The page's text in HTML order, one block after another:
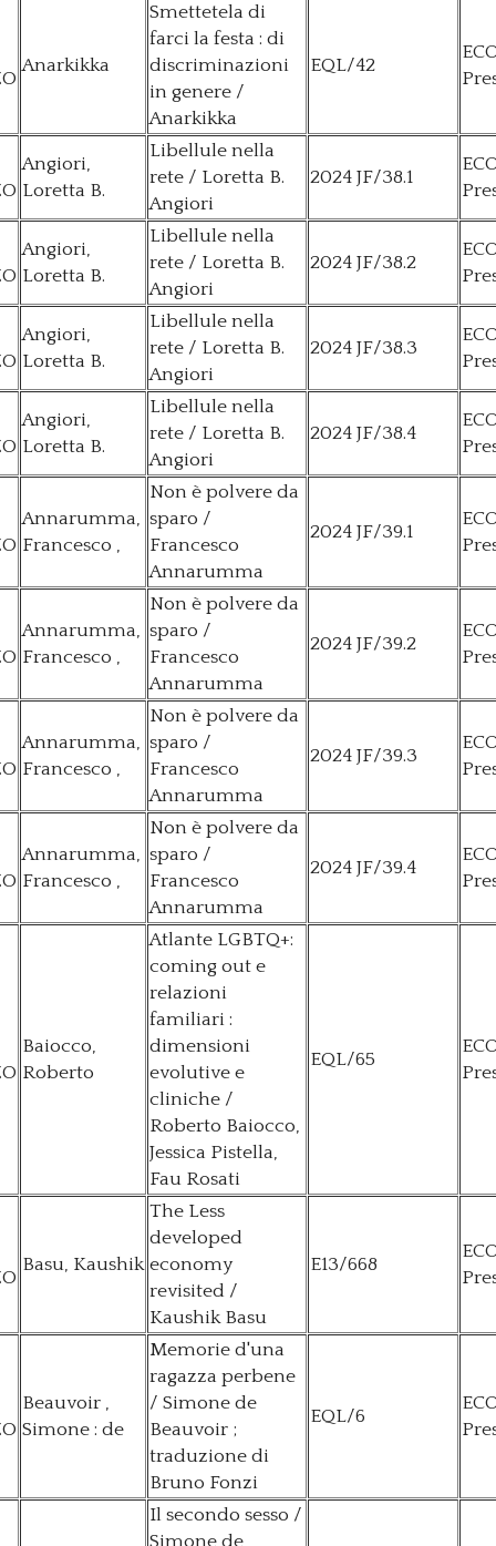
Anarkikka
Smettetela di
farci la festa : di
discriminazioni
in genere /
Anarkikka
EQL/42
Angiori,
Loretta B.
Libellule nella
rete / Loretta B.
Angiori
2024 JF/38.1
Angiori,
Loretta B.
Libellule nella
rete / Loretta B.
Angiori
2024 JF/38.2
Angiori,
Loretta B.
Libellule nella
rete / Loretta B.
Angiori
2024 JF/38.3
Angiori,
Loretta B.
Libellule nella
rete / Loretta B.
Angiori
2024 JF/38.4
Annarumma,
Francesco ,
Non è polvere da
sparo /
Francesco
Annarumma
2024 JF/39.1
Annarumma,
Francesco ,
Non è polvere da
sparo /
Francesco
Annarumma
2024 JF/39.2
Annarumma,
Francesco ,
Non è polvere da
sparo /
Francesco
Annarumma
2024 JF/39.3
Annarumma,
Francesco ,
Non è polvere da
sparo /
Francesco
Annarumma
2024 JF/39.4
Baiocco,
Roberto
Atlante LGBTQ+:
coming out e
relazioni
familiari :
dimensioni
evolutive e
cliniche /
Roberto Baiocco,
Jessica Pistella,
Fau Rosati
EQL/65
Basu, Kaushik
The Less
developed
economy
revisited /
Kaushik Basu
E13/668
Beauvoir ,
Simone : de
Memorie d'una
ragazza perbene
/ Simone de
Beauvoir ;
traduzione di
Bruno Fonzi
EQL/6
Il secondo sesso /